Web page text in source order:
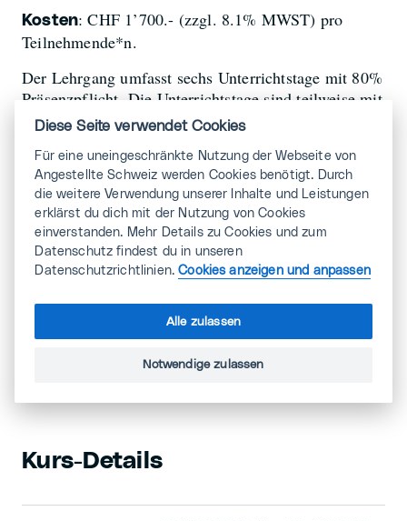
Kosten: CHF 1’700.- (zzgl. 8.1% MWST) pro
Teilnehmende*n.
Der Lehrgang umfasst sechs Unterrichtstage mit 80%
Präsenzpflicht. Die Unterrichtstage sind teilweise mit
Vor- und Nachbereitungsaufgaben verbunden.
Der Lehrgang kann an den CAS Erfolgsfaktor
Nachhaltigkeit der FHNW angerechnet werden.
Kursleitung
Fachexpert*innen
Angestellte Schweiz
Kurs-Details
Diese Seite verwendet Cookies
Für eine uneingeschränkte Nutzung der Webseite von
Angestellte Schweiz werden Cookies benötigt. Durch
die weitere Verwendung unserer Inhalte und Leistungen
erklärst du dich mit der Nutzung von Cookies
einverstanden. Mehr Details zu Cookies und zum
Datenschutz findest du in unseren
Datenschutzrichtlinien.Cookies anzeigen und anpassen
Alle zulassen
Notwendige zulassen